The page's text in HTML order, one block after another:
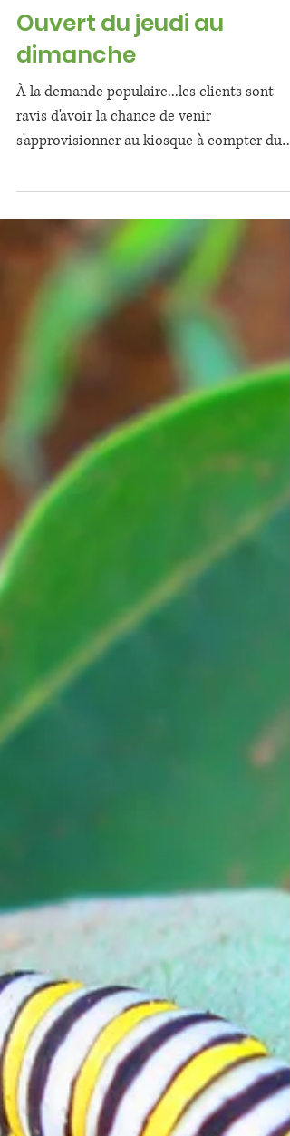
Ouvert du jeudi au
dimanche
À la demande populaire...les clients sont
ravis d'avoir la chance de venir
s'approvisionner au kiosque à compter du